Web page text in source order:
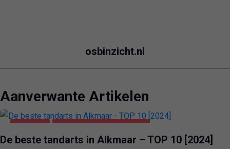
osbinzicht.nl
Aanverwante Artikelen
De beste tandarts in Alkmaar – TOP 10 [2024]